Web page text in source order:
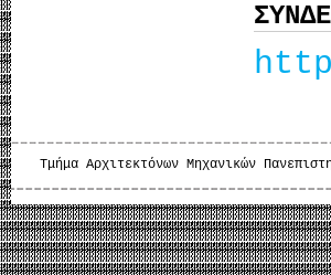
Τμήμα Αρχιτεκτόνων Μηχανικών